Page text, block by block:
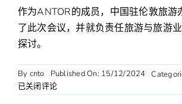
作为ANTOR的成员，中国驻伦敦旅游
了此次会议，并就负责任旅游与旅游
探讨。
By cnto Published On: 15/12/2024
中
国
已关闭评论